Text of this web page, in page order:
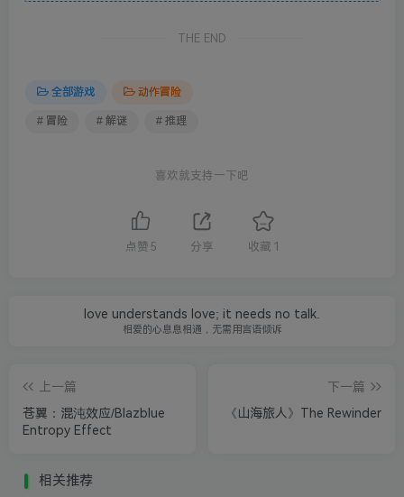
THE END
全部游戏 动作冒险
# 冒险 # 解谜 # 推理
喜欢就支持一下吧
点赞 5 分享 收藏 1
love understands love; it needs no talk.
相爱的心息息相通，无需用言语倾诉
上一篇
苍翼：混沌效应/Blazblue
Entropy Effect
下一篇
《山海旅人》The Rewinder
相关推荐